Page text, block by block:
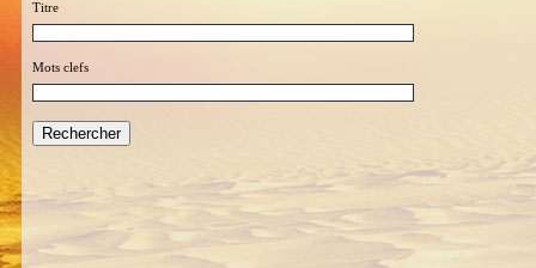
Titre
Mots clefs